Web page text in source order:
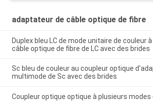
adaptateur de câble optique de fibre
Duplex bleu LC de mode unitaire de couleur
câble optique de fibre de LC avec des brides
Sc bleu de couleur au coupleur optique
multimode de Sc avec des brides
Coupleur optique optique à plusieurs modes